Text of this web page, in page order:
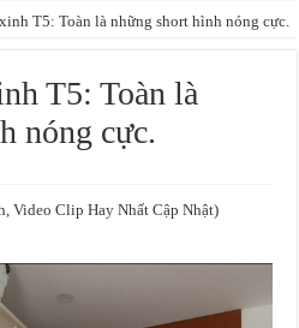
T5: Toàn là những short hình nóng cực.
T5: Toàn là
nóng cực.
Video Clip Hay Nhất Cập Nhật)